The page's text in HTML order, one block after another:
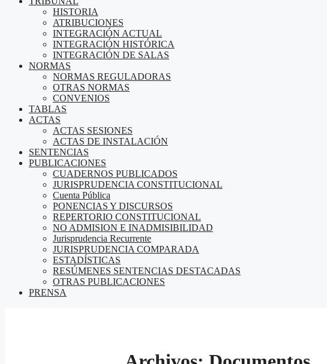
HISTORIA
ATRIBUCIONES
INTEGRACIÓN ACTUAL
INTEGRACIÓN HISTÓRICA
INTEGRACIÓN DE SALAS
NORMAS
NORMAS REGULADORAS
OTRAS NORMAS
CONVENIOS
TABLAS
ACTAS
ACTAS SESIONES
ACTAS DE INSTALACIÓN
SENTENCIAS
PUBLICACIONES
CUADERNOS PUBLICADOS
JURISPRUDENCIA CONSTITUCIONAL
Cuenta Pública
PONENCIAS Y DISCURSOS
REPERTORIO CONSTITUCIONAL
NO ADMISION E INADMISIBILIDAD
Jurisprudencia Recurrente
JURISPRUDENCIA COMPARADA
ESTADÍSTICAS
RESÚMENES SENTENCIAS DESTACADAS
OTRAS PUBLICACIONES
PRENSA